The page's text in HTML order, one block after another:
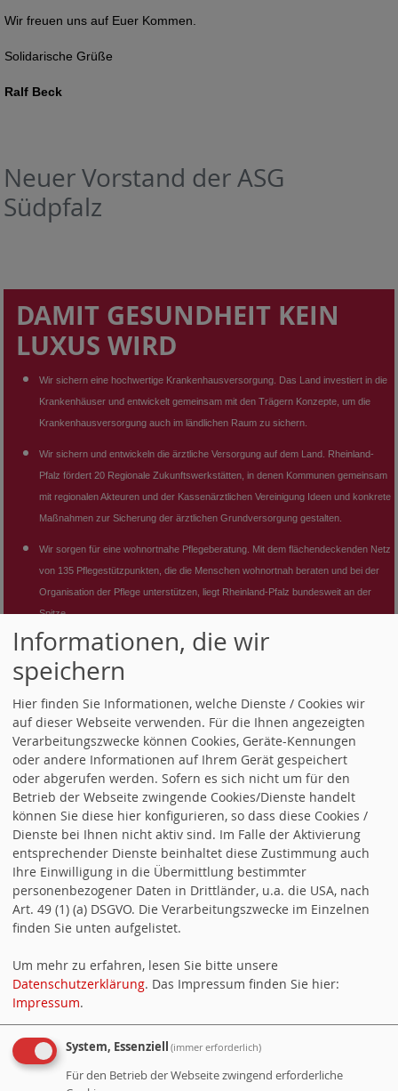
Neuer Vorstand der ASG
Südpfalz
Wir freuen uns auf Euer Kommen.
Solidarische Grüße
Ralf Beck
DAMIT GESUNDHEIT KEIN
LUXUS WIRD
Wir sichern eine hochwertige Krankenhausversorgung . Das Land investiert in die
Krankenhäuser und entwickelt gemeinsam mit den Trägern Konzepte, um die
Krankenhausversorgung auch im ländlichen Raum zu sichern.
Wir sichern und entwickeln die ärztliche Versorgung auf dem Land. Rheinland-
Pfalz fördert 20 Regionale Zukunftswerkstätten, in denen Kommunen gemeinsam
mit regionalen Akteuren und der Kassenärztlichen Vereinigung Ideen und konkrete
Maßnahmen zur Sicherung der ärztlichen Grundversorgung gestalten.
Wir sorgen für eine wohnortnahe Pflegeberatung. Mit dem flächendeckenden Netz
von 135 Pflegestützpunkten, die die Menschen wohnortnah beraten und bei der
Organisation der Pflege unterstützen, liegt Rheinland-Pfalz bundesweit an der
Spitze.
Wir unterstützen ältere Menschen in ihrem Alltag. Die Gemeindeschwester Plus
berät die älteren Mitglieder unserer Gesellschaft, um die Selbstständigkeit
Wir garantieren ein Grundrecht auf Pflege. Mit dem Pflege-Manager bekommt
jeder, ob pflegebedürftig oder Angehöriger, eine persönliche Ansprechpartnerin
bzw. einen persönlichen Ansprechpartner, der dabei hilft, die richtigen Leistungen
auszuwählen und so zusammenzustellen, dass die Pflege passt.
Wir entlasten Ärztinnen und Ärzte . Deshalb fördern wir seit Jahren Vorhaben und
Projekte, mit denen ärztliche Tätigkeiten auf qualifiziertes medizinisches
Fachpersonal übertragen werden. Dies kommt insbesondere auch den
Patientinnen und Patienten zu Gute.
Wir sorgen für gut ausgebildete medizinische Fachkräfte. Wir setzen uns z. B. im
Rahmen des „Masterplan Medizinstudium“ auf Bundesebene dafür ein, dass die
praxisnäher wird. Über finanzielle Anreize will die Landesregierung bereits im
Studium für eine Tätigkeit als Hausärztin bzw. Hausarzt werben.
SPD Rheinland-Pfalz
Informationen, die wir
speichern
Hier finden Sie Informationen, welche Dienste / Cookies wir
auf dieser Webseite verwenden. Für die Ihnen angezeigten
Verarbeitungszwecke können Cookies, Geräte-Kennungen
oder andere Informationen auf Ihrem Gerät gespeichert
oder abgerufen werden. Sofern es sich nicht um für den
Betrieb der Webseite zwingende Cookies/Dienste handelt
können Sie diese hier konfigurieren, so dass diese Cookies /
Dienste bei Ihnen nicht aktiv sind. Im Falle der Aktivierung
entsprechender Dienste beinhaltet diese Zustimmung auch
Ihre Einwilligung in die Übermittlung bestimmter
personenbezogener Daten in Drittländer, u.a. die USA, nach
Art. 49 (1) (a) DSGVO. Die Verarbeitungszwecke im Einzelnen
finden Sie unten aufgelistet.
Um mehr zu erfahren, lesen Sie bitte unsere
Datenschutzerklärung. Das Impressum finden Sie hier:
Impressum.
System, Essenziell (immer erforderlich)
Für den Betrieb der Webseite zwingend erforderliche